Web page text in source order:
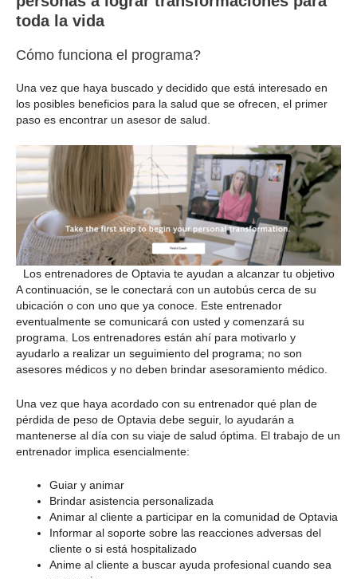
toda la vida
Cómo funciona el programa?
Una vez que haya buscado y decidido que está interesado en
los posibles beneficios para la salud que se ofrecen, el primer
paso es encontrar un asesor de salud.
Los entrenadores de Optavia te ayudan a alcanzar tu objetivo
A continuación, se le conectará con un autobús cerca de su
ubicación o con uno que ya conoce. Este entrenador
eventualmente se comunicará con usted y comenzará su
programa. Los entrenadores están ahí para motivarlo y
ayudarlo a realizar un seguimiento del programa; no son
asesores médicos y no deben brindar asesoramiento médico.
Una vez que haya acordado con su entrenador qué plan de
pérdida de peso de Optavia debe seguir, lo ayudarán a
mantenerse al día con su viaje de salud óptima. El trabajo de un
entrenador implica esencialmente:
Guiar y animar
Brindar asistencia personalizada
Animar al cliente a participar en la comunidad de Optavia
Informar al soporte sobre las reacciones adversas del
cliente o si está hospitalizado
Anime al cliente a buscar ayuda profesional cuando sea